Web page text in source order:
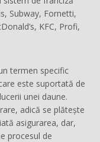
Subway, Fornetti,
KFC, Profi,
termen specific
este suportată de
unei daune.
adică se plătește
asigurarea, dar,
procesul de